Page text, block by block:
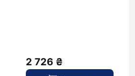
2 726 ₴